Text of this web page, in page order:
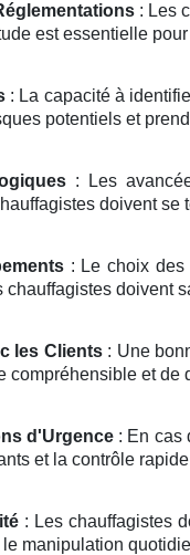
: Les
est essentielle
: La capacité à
potentiels et
: Les
doivent
: Le choix des
chauffagistes doivent
les Clients: Une
compréhensible et de
d'Urgence: En cas
et la contrôle
: Les chauffagistes
manipulation